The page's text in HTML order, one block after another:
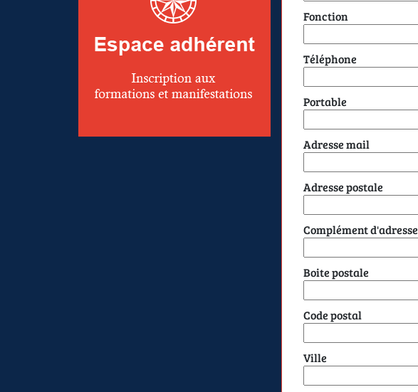
Fonction
Téléphone
Portable
Adresse mail
Adresse postale
Complément d'adresse
Boite postale
Code postal
Ville